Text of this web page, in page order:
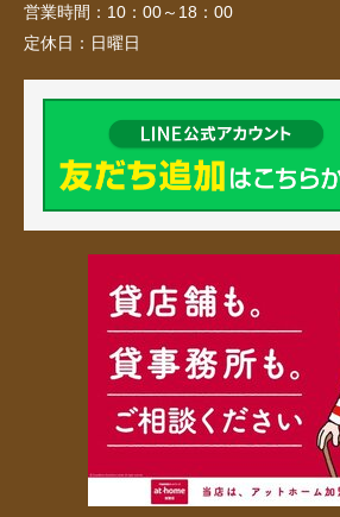
営業時間： 10：00～18：00
定休日： 日曜日